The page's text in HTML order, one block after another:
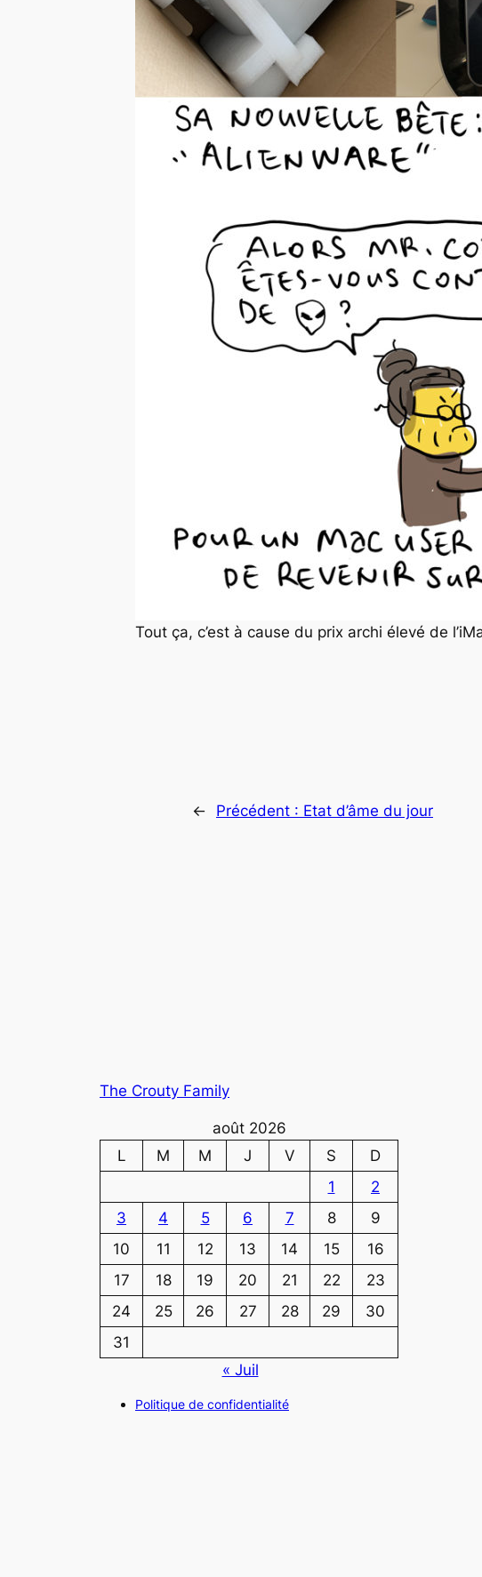
Tout ça, c’est à cause du prix archi élevé de
← Précédent : Etat d’âme du jour
The Crouty Family
août 2026
L
M M J V S
D
1
2
3
4 5 6 7 8
9
10
11 12 13 14 15
16
17
18 19 20 21 22
23
24
25 26 27 28 29
30
31
« Juil
Politique de confidentialité